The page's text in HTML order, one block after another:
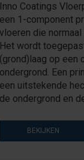
Inno Coatings
een 1-component
vloeren die
Het wordt
(grond)laag op een
ondergrond. Een
een uitstekende
de ondergrond en
BEKIJKEN